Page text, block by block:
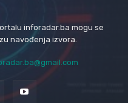
inforadar.ba mogu se
navođenja izvora.